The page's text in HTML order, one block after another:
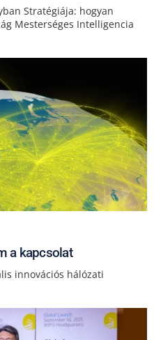
Stratégiája: hogyan
Mesterséges Intelligencia
a kapcsolat
innovációs hálózati